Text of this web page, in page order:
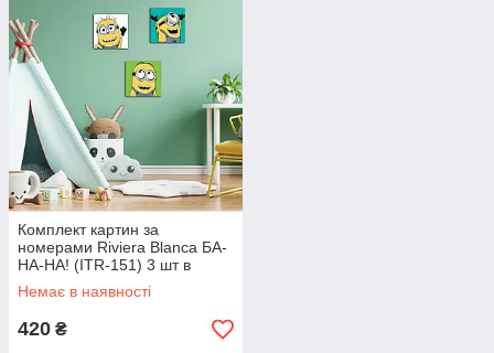
Комплект картин за
номерами Riviera Blanca БА-
НА-НА! (ITR-151) 3 шт в
наборі
Немає в наявності
420 ₴